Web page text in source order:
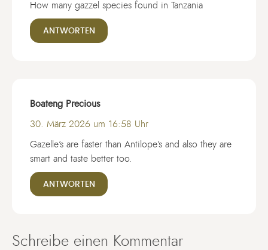
How many gazzel species found in Tanzania
ANTWORTEN
Boateng Precious
30. März 2026 um 16:58 Uhr
Gazelle’s are faster than Antilope’s and also they are
smart and taste better too.
ANTWORTEN
Schreibe einen Kommentar